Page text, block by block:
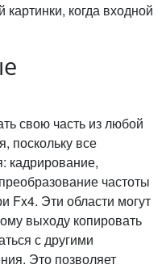
когда входной
свою часть из любой
поскольку все
кадрирование,
частоты
Fx4. Эти области могут
выходу копировать
с другими
Это позволяет